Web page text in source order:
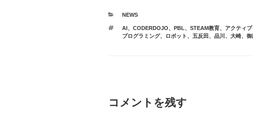
カ
ゴ
リ
NEWS
タ
グ
AI 、 CODERDOJO、 PBL、 STEAM教育、 アクティ
プログラミング、 ロボット 、 五反田 、 品川 、 大崎、 御
コメントを残す